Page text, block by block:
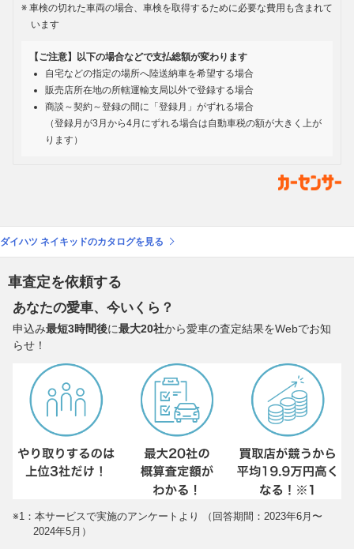
車検の切れた車両の場合、車検を取得するために必要な費用も含まれて
います
【ご注意】以下の場合などで支払総額が変わります
自宅などの指定の場所へ陸送納車を希望する場合
販売店所在地の所轄運輸支局以外で登録する場合
商談～契約～登録の間に「登録月」がずれる場合
（登録月が3月から4月にずれる場合は自動車税の額が大きく上が
ります）
ダイハツ ネイキッドのカタログを見る
車査定を依頼する
あなたの愛車、今いくら？
申込み最短3時間後に最大20社から愛車の査定結果をWebでお知
らせ！
※1：本サービスで実施のアンケートより （回答期間：2023年6月〜
2024年5月）